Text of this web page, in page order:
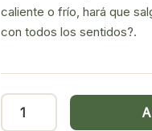
caliente o frío, hará que
con todos los sentidos?.
Yogi
Tea